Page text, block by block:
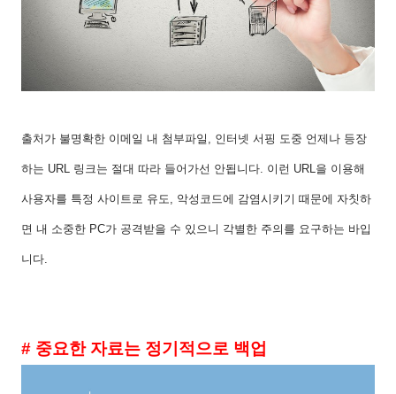
출처가 불명확한 이메일 내 첨부파일, 인터넷 서핑 도중 언제나 등장
하는 URL 링크는 절대 따라 들어가선 안됩니다. 이런 URL을 이용해
사용자를 특정 사이트로 유도, 악성코드에 감염시키기 때문에 자칫하
면 내 소중한 PC가 공격받을 수 있으니 각별한 주의를 요구하는 바입
니다.
# 중요한 자료는 정기적으로 백업